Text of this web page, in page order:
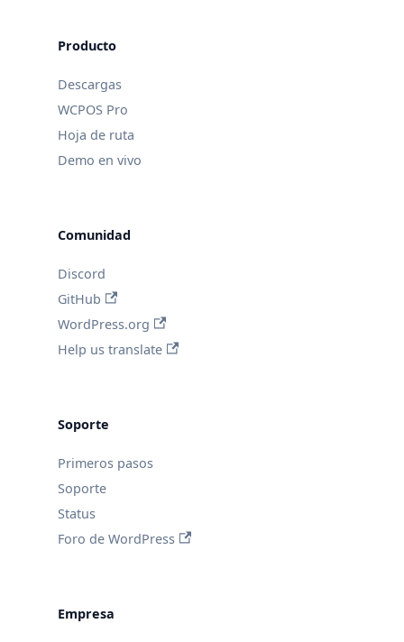
Producto
Descargas
WCPOS Pro
Hoja de ruta
Demo en vivo
Comunidad
Discord
GitHub
WordPress.org
Help us translate
Soporte
Primeros pasos
Soporte
Status
Foro de WordPress
Empresa